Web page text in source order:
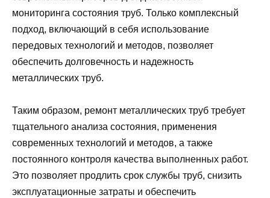
мониторинга состояния труб. Только комплексный
подход, включающий в себя использование
передовых технологий и методов, позволяет
обеспечить долговечность и надежность
металлических труб.
Таким образом, ремонт металлических труб требует
тщательного анализа состояния, применения
современных технологий и методов, а также
постоянного контроля качества выполненных работ.
Это позволяет продлить срок службы труб, снизить
эксплуатационные затраты и обеспечить